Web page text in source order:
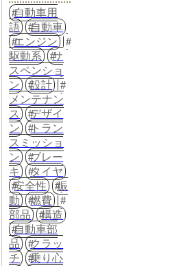
自動車用
語
自動車
エンジン
駆動系
サ
スペンショ
ン
設計
メンテナン
ス
デザイ
ン
トラン
スミッショ
ン
ブレー
キ
タイヤ
安全性
振
動
燃費
部品
構造
自動車部
品
クラッ
チ
乗り心